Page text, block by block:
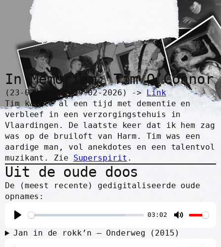
In Memoriam: Tim O’Connor
(23-02-1952 – 19-02-2026) ->
Link
Tim kampte al een tijd met dementie en
verbleef in een verzorgingstehuis in
Vlaardingen. De laatste keer dat ik hem zag
was op de bruiloft van Harm. Tim was een
aardige man, vol anekdotes en een talentvol
muzikant. Zie Superspirit .
Uit de oude doos
De (meest recente) gedigitaliseerde oude
opnames:
03:02
Jan in de rokk’n – Onderweg (2015)